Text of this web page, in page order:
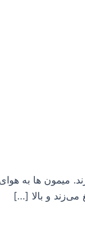
ﻣﯿﻤﻮﻥ ﻫﺎ ﺑﻪ
ﻣﯽ‍ﺯﻧﺪ ﻭ ﺑﺎﻻ […]